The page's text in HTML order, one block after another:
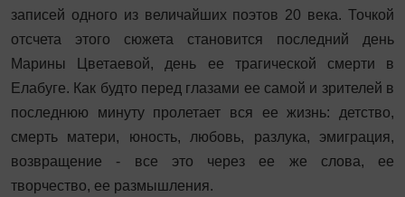
записей одного из величайших поэтов 20 века. Точкой
отсчета этого сюжета становится последний день
Марины Цветаевой, день ее трагической смерти в
Елабуге. Как будто перед глазами ее самой и зрителей в
последнюю минуту пролетает вся ее жизнь: детство,
смерть матери, юность, любовь, разлука, эмиграция,
возвращение - все это через ее же слова, ее
творчество, ее размышления.